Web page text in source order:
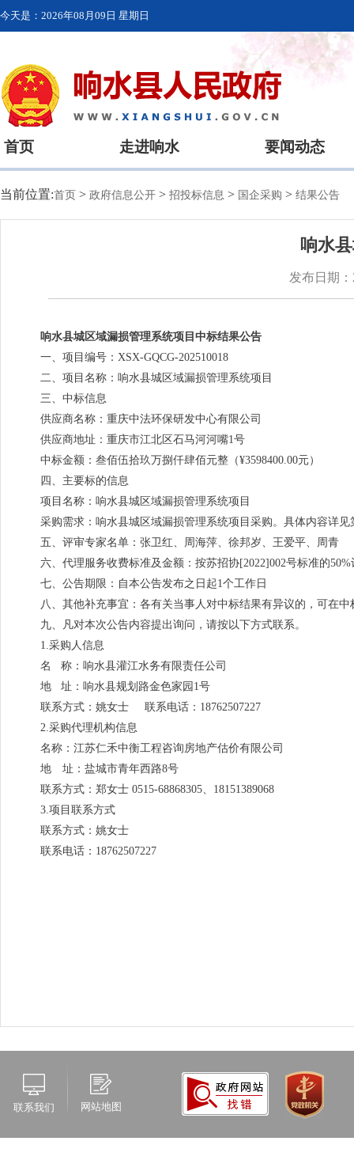
今天是： 2026年08月09日 星期日
首页 走进响水 要闻动态
当前位置:首页 > 政府信息公开 > 招投标信息 > 国企采购 > 结果公告
响水
发布日期
响水县城区域漏损管理系统项目中标结果公告
一、项目编号：XSX-GQCG-202510018
二、项目名称：响水县城区域漏损管理系统项目
三、中标信息
供应商名称：重庆中法环保研发中心有限公司
供应商地址：重庆市江北区石马河河嘴1号
中标金额：叁佰伍拾玖万捌仟肆佰元整（¥3598400.00元）
四、主要标的信息
项目名称：响水县城区域漏损管理系统项目
采购需求：响水县城区域漏损管理系统项目采购。具体内容详见
五、评审专家名单：张卫红、周海萍、徐邦岁、王爱平
六、代理服务收费标准及金额：按苏招协[2022]002号标准的50%
七、公告期限：自本公告发布之日起1个工作日
八、其他补充事宜：各有关当事人对中标结果有异议的，可在
九、凡对本次公告内容提出询问，请按以下方式联系。
1.采购人信息
名 称：响水县灌江水务有限责任公司
地 址：响水县规划路金色家园1号
联系方式：姚女士 联系电话：18762507227
2.采购代理机构信息
名称：江苏仁禾中衡工程咨询房地产估价有限公司
地 址：盐城市青年西路8号
联系方式：郑女士 0515-68868305、18151389068
3.项目联系方式
联系方式：姚女士
联系电话：18762507227
联系我们 网站地图